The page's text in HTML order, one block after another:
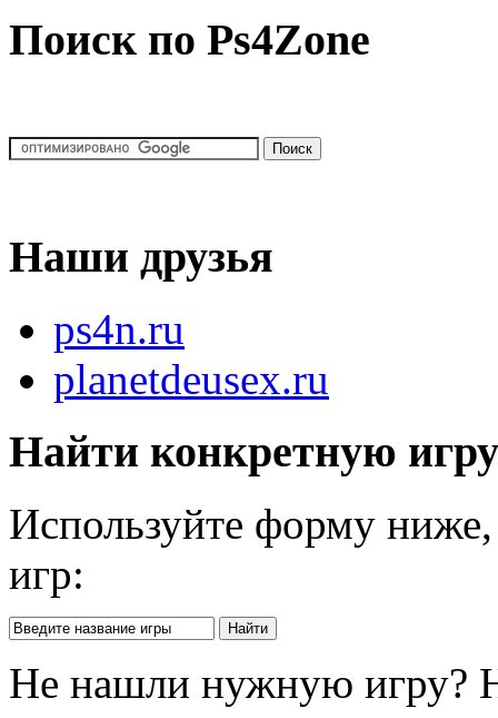
Поиск по Ps4Zone
Наши друзья
ps4n.ru
planetdeusex.ru
Найти конкретную
Используйте форму
игр:
Не нашли нужную игру?